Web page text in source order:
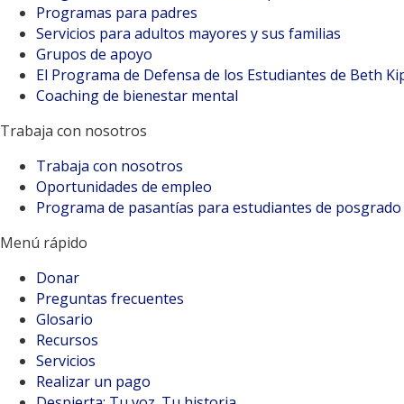
Programas para padres
Servicios para adultos mayores y sus familias
Grupos de apoyo
El Programa de Defensa de los Estudiantes de Beth
Coaching de bienestar mental
Trabaja con nosotros
Trabaja con nosotros
Oportunidades de empleo
Programa de pasantías para estudiantes de posgrado
Menú rápido
Donar
Preguntas frecuentes
Glosario
Recursos
Servicios
Realizar un pago